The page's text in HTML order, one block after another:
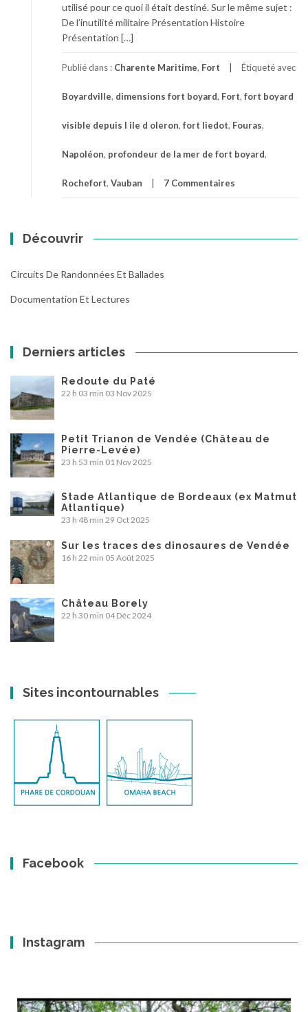
utilisé pour ce quoi il était destiné. Sur le même sujet :
De l’inutilité militaire Présentation Histoire
Présentation […]
Publié dans : Charente Maritime, Fort Étiqueté avec
Boyardville, dimensions fort boyard, Fort, fort boyard
visible depuis l ile d oleron, fort liedot, Fouras,
Napoléon, profondeur de la mer de fort boyard,
Rochefort, Vauban 7 Commentaires
Découvrir
Circuits De Randonnées Et Ballades
Documentation Et Lectures
Derniers articles
Redoute du Paté
22 h 03 min 03 Nov 2025
Petit Trianon de Vendée (Château de
Pierre-Levée)
23 h 53 min 01 Nov 2025
Stade Atlantique de Bordeaux (ex Matmut
Atlantique)
23 h 48 min 29 Oct 2025
Sur les traces des dinosaures de Vendée
16 h 22 min 05 Août 2025
Château Borely
22 h 30 min 04 Déc 2024
Sites incontournables
Facebook
Instagram